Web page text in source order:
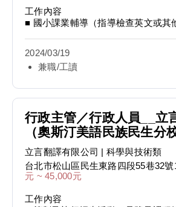
■ 良好的溝通能力、團隊精神、服務
■ 學習能力好、學習態度佳
■ 兼具紀律與創業精神
■ 至少認同且符合公司 80% 的文化與
性適應其餘的 20%
■ 協助競賽與學藝活動
職缺更多詳情： https://
工作內容
■ 國小課業輔導（指導檢查英文或其
■ 班級經營（調解學生間的爭吵、傾
■ 親師溝通
■ 協助招生活動
■ 公共環境清潔與佈置
能力特質
■ 對教育有熱忱、充滿愛心與耐心
■ 細心且樂於與人相處溝通
■ 能自然活潑與孩子互動
2024/03/19
兼職/工讀
行政主管／行政人員__立
（奧斯汀美語民族民生分校
立言翻譯有限公司 | 科學與技術類
台北市松山區民生東路四段55巷32號
元 ~ 45,000元
工作內容